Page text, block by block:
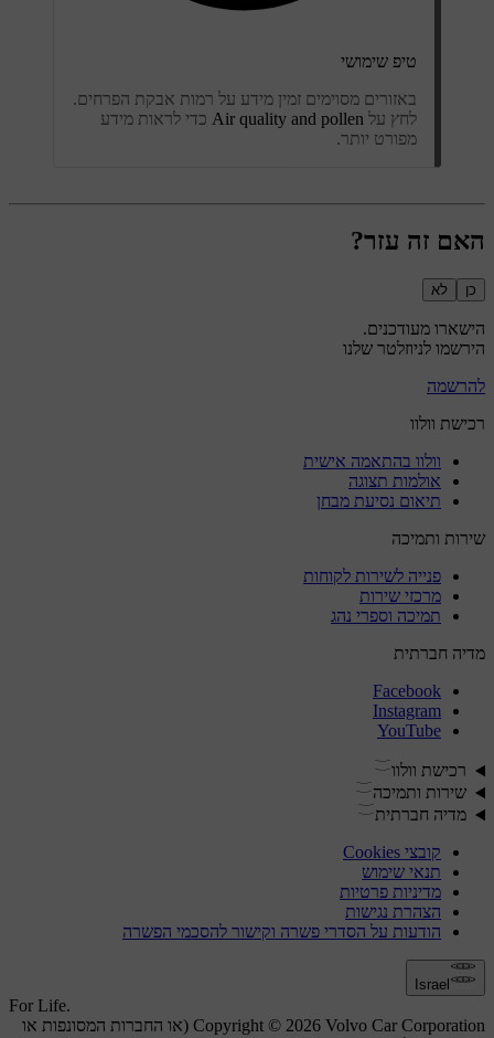
טיפ שימושי
באזורים מסוימים זמין מידע על רמות אבקת הפרחים.
לחץ על Air quality and pollen כדי לראות מידע
מפורט יותר.
האם זה עזר?
כן לא